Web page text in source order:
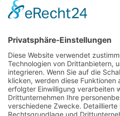
60322 Frankfurt
Tel.: (069) 95518628
ALLGEMEIN